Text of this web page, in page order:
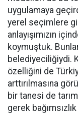
uygulamaya
yerel seçimlere
anlayışımızın
koymuştuk.
belediyeciliğiydi.
özelliğini de
arttırılmasına
bir tanesi de
gerek